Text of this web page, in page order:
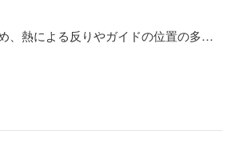
、熱による反りやガイドの位置の多少
たままでのカットはご遠慮ください。
よっての誤差は考慮しておりません。
箇所がございます。取扱の際には力の